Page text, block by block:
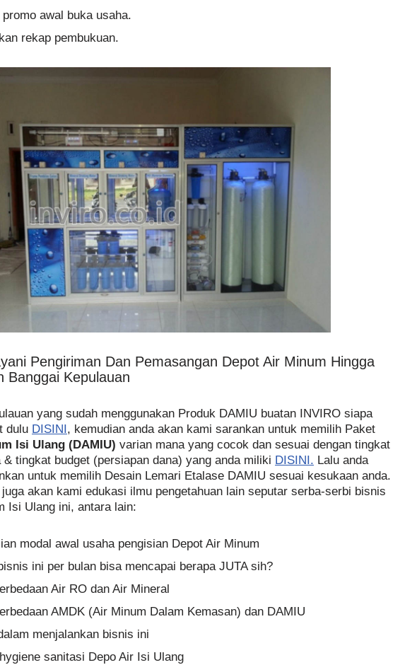
awal buka usaha.
rekap pembukuan.
Pengiriman Dan Pemasangan Depot Air Minum Hingga
Banggai Kepulauan
yang sudah menggunakan Produk DAMIU buatan INVIRO siapa
dulu DISINI, kemudian anda akan kami sarankan untuk memilih Paket
Isi Ulang (DAMIU) varian mana yang cocok dan sesuai dengan tingkat
& tingkat budget (persiapan dana) yang anda miliki DISINI. Lalu anda
untuk memilih Desain Lemari Etalase DAMIU sesuai kesukaan anda.
akan kami edukasi ilmu pengetahuan lain seputar serba-serbi bisnis
Isi Ulang ini, antara lain:
modal awal usaha pengisian Depot Air Minum
ini per bulan bisa mencapai berapa JUTA sih?
Air RO dan Air Mineral
AMDK (Air Minum Dalam Kemasan) dan DAMIU
menjalankan bisnis ini
sanitasi Depo Air Isi Ulang